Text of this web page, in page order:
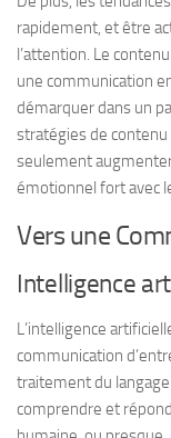
rapidement, et être
l’attention. Le
une communication
démarquer dans un
stratégies de
seulement
émotionnel fort avec
Vers une
Intelligence
L’intelligence
communication
traitement du
comprendre et